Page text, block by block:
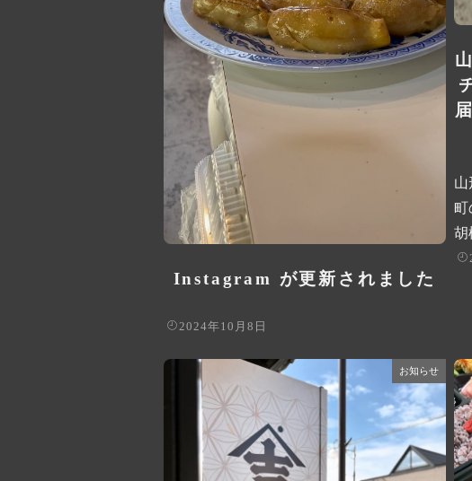
Instagram が更新されました
2024年10月8日
山
町
胡
お知らせ